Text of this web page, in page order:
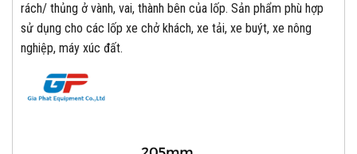
rách/ thủng ở vành, vai, thành bên của lốp. Sản phẩm phù hợp
sử dụng cho các lốp xe chở khách, xe tải, xe buýt, xe nông
nghiệp, máy xúc đất.